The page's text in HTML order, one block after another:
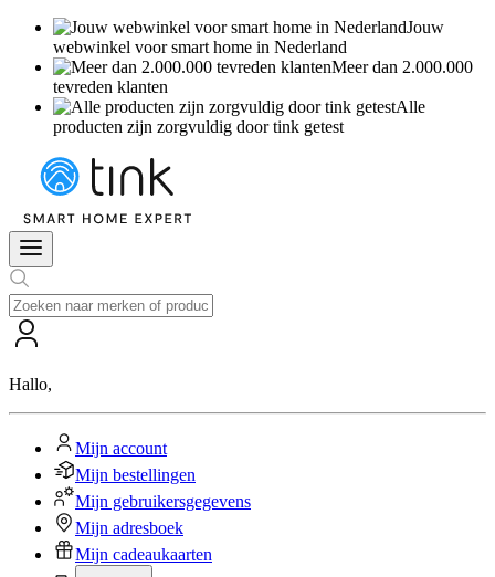
Jouw
webwinkel voor smart home in Nederland
Meer dan 2.000.000
tevreden klanten
Alle
producten zijn zorgvuldig door tink getest
Hallo,
Mijn account
Mijn bestellingen
Mijn gebruikersgegevens
Mijn adresboek
Mijn cadeaukaarten